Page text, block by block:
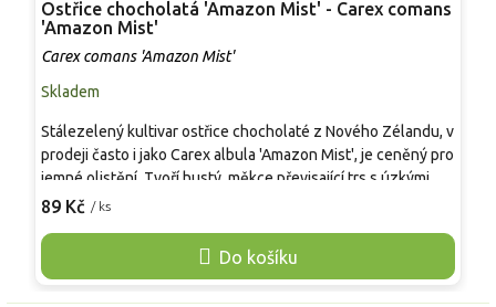
Ostřice chocholatá 'Amazon Mist' - Carex comans
'Amazon Mist'
Carex comans 'Amazon Mist'
Skladem
89 Kč / ks
Do košíku
Stálezelený kultivar ostřice chocholaté z Nového Zélandu, v
prodeji často i jako Carex albula 'Amazon Mist', je ceněný pro
jemné olistění. Tvoří hustý, měkce převisající trs s úzkými
listy širokými asi 1–2 mm, se stříbřitě zeleným nádechem.
plné velikosti se rozvíjí 2–5 let. Od července do září nese
nenápadné hnědé klásky na tenkých stvolech. Efekt dává